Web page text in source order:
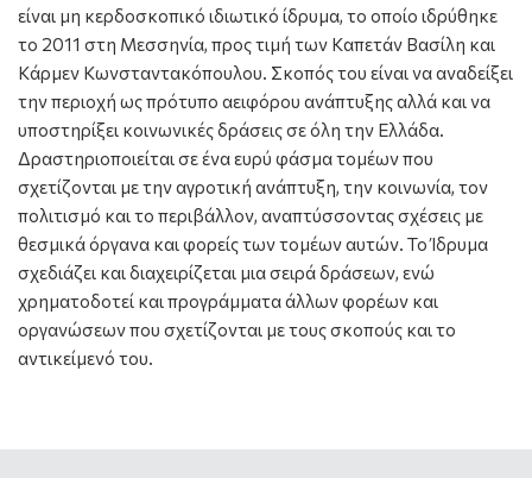
είναι μη κερδοσκοπικό ιδιωτικό ίδρυμα, το οποίο ιδρύθηκε
το 2011 στη Μεσσηνία, προς τιμή των Καπετάν Βασίλη και
Κάρμεν Κωνσταντακόπουλου. Σκοπός του είναι να αναδείξει
την περιοχή ως πρότυπο αειφόρου ανάπτυξης αλλά και να
υποστηρίξει κοινωνικές δράσεις σε όλη την Ελλάδα.
Δραστηριοποιείται σε ένα ευρύ φάσμα τομέων που
σχετίζονται με την αγροτική ανάπτυξη, την κοινωνία, τον
πολιτισμό και το περιβάλλον, αναπτύσσοντας σχέσεις με
θεσμικά όργανα και φορείς των τομέων αυτών. Το Ίδρυμα
σχεδιάζει και διαχειρίζεται μια σειρά δράσεων, ενώ
χρηματοδοτεί και προγράμματα άλλων φορέων και
οργανώσεων που σχετίζονται με τους σκοπούς και το
αντικείμενό του.